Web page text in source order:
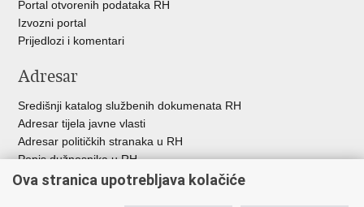
Portal otvorenih podataka RH
Izvozni portal
Prijedlozi i komentari
Adresar
Središnji katalog službenih dokumenata RH
Adresar tijela javne vlasti
Adresar političkih stranaka u RH
Popis dužnosnika u RH
Besplatni telefoni javne uprave
Ova stranica upotrebljava kolačiće